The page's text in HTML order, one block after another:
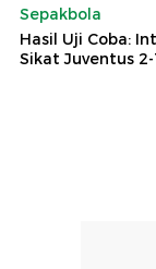
Sepakbola
Hasil Uji Coba:
Sikat Juventus 2-